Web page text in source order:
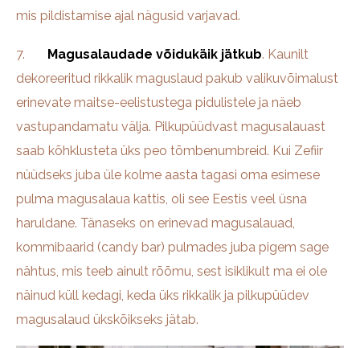
mis pildistamise ajal nägusid varjavad.
7. Magusalaudade võidukäik jätkub. Kaunilt
dekoreeritud rikkalik maguslaud pakub valikuvõimalust
erinevate maitse-eelistustega pidulistele ja näeb
vastupandamatu välja. Pilkupüüdvast magusalauast
saab kõhklusteta üks peo tõmbenumbreid. Kui Zefiir
nüüdseks juba üle kolme aasta tagasi oma esimese
pulma magusalaua kattis, oli see Eestis veel üsna
haruldane. Tänaseks on erinevad magusalauad,
kommibaarid (candy bar) pulmades juba pigem sage
nähtus, mis teeb ainult rõõmu, sest isiklikult ma ei ole
näinud küll kedagi, keda üks rikkalik ja pilkupüüdev
magusalaud ükskõikseks jätab.